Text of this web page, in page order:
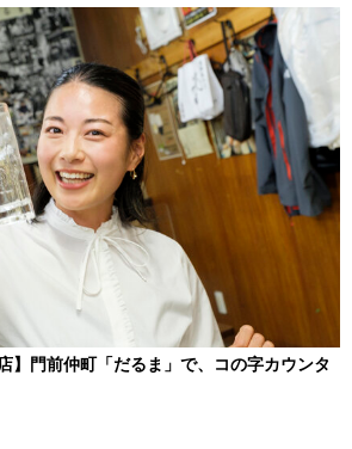
】門前仲町「だるま」で、コの字カウンタ